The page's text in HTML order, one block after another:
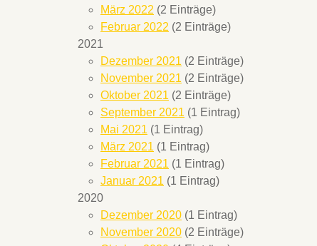
März 2022 (2 Einträge)
Februar 2022 (2 Einträge)
2021
Dezember 2021 (2 Einträge)
November 2021 (2 Einträge)
Oktober 2021 (2 Einträge)
September 2021 (1 Eintrag)
Mai 2021 (1 Eintrag)
März 2021 (1 Eintrag)
Februar 2021 (1 Eintrag)
Januar 2021 (1 Eintrag)
2020
Dezember 2020 (1 Eintrag)
November 2020 (2 Einträge)